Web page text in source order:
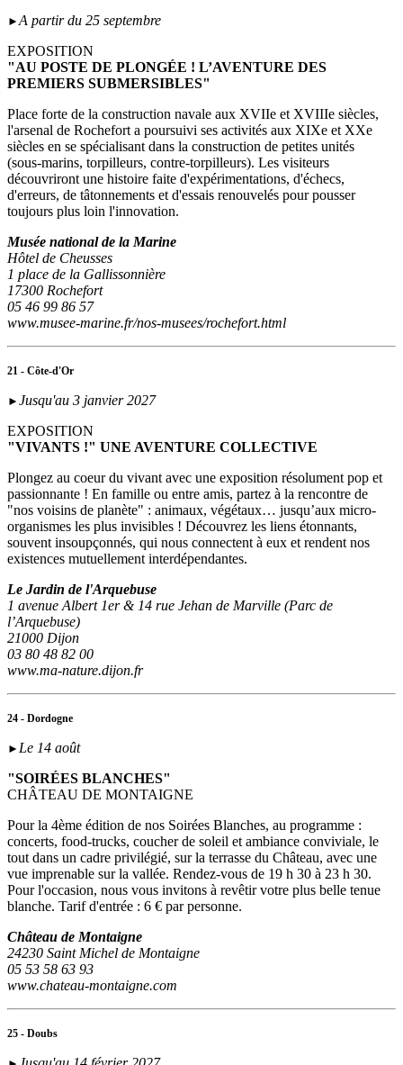
►A partir du 25 septembre
EXPOSITION
"AU POSTE DE PLONGÉE ! L’AVENTURE DES
PREMIERS SUBMERSIBLES"
Place forte de la construction navale aux XVIIe et XVIIIe siècles,
l'arsenal de Rochefort a poursuivi ses activités aux XIXe et XXe
siècles en se spécialisant dans la construction de petites unités
(sous‑marins, torpilleurs, contre-torpilleurs). Les visiteurs
découvriront une histoire faite d'expérimentations, d'échecs,
d'erreurs, de tâtonnements et d'essais renouvelés pour pousser
toujours plus loin l'innovation.
Musée national de la Marine
Hôtel de Cheusses
1 place de la Gallissonnière
17300 Rochefort
05 46 99 86 57
www.musee-marine.fr/nos-musees/rochefort.html
21 - Côte-d'Or
► Jusqu'au 3 janvier 2027
EXPOSITION
"VIVANTS !" UNE AVENTURE COLLECTIVE
Plongez au coeur du vivant avec une exposition résolument pop et
passionnante ! En famille ou entre amis, partez à la rencontre de
"nos voisins de planète" : animaux, végétaux… jusqu’aux micro-
organismes les plus invisibles ! Découvrez les liens étonnants,
souvent insoupçonnés, qui nous connectent à eux et rendent nos
existences mutuellement interdépendantes.
Le Jardin de l'Arquebuse
1 avenue Albert 1er & 14 rue Jehan de Marville (Parc de
l’Arquebuse)
21000 Dijon
03 80 48 82 00
www.ma-nature.dijon.fr
24 - Dordogne
► Le 14 août
"SOIRÉES BLANCHES"
CHÂTEAU DE MONTAIGNE
Pour la 4ème édition de nos Soirées Blanches, au programme :
concerts, food-trucks, coucher de soleil et ambiance conviviale, le
tout dans un cadre privilégié, sur la terrasse du Château, avec une
vue imprenable sur la vallée. Rendez-vous de 19 h 30 à 23 h 30.
Pour l'occasion, nous vous invitons à revêtir votre plus belle tenue
blanche. Tarif d'entrée : 6 € par personne.
Château de Montaigne
24230 Saint Michel de Montaigne
05 53 58 63 93
www.chateau-montaigne.com
25 - Doubs